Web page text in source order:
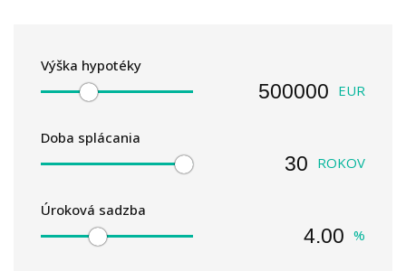
Výška hypotéky
EUR
Doba splácania
ROKOV
Úroková sadzba
%